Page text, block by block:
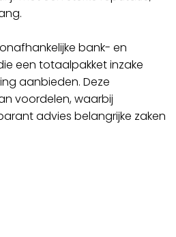
bank- en
een totaalpakket inzake
aanbieden. Deze
voordelen, waarbij
advies belangrijke zaken